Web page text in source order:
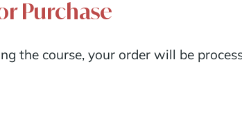
Purchase
the course, your order will be